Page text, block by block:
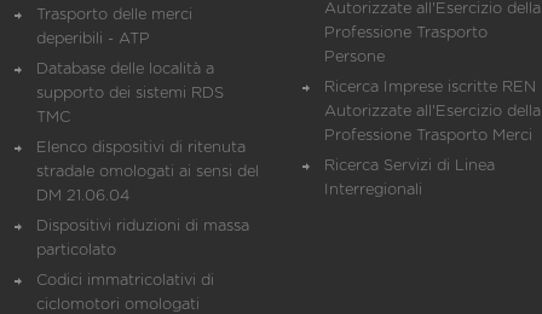
Trasporto delle merci
deperibili - ATP
Database delle località a
supporto dei sistemi RDS
TMC
Elenco dispositivi di ritenuta
stradale omologati ai sensi del
DM 21.06.04
Dispositivi riduzioni di massa
particolato
Codici immatricolativi di
ciclomotori omologati
Autorizzate all'Esercizio della
Professione Trasporto
Persone
Ricerca Imprese iscritte REN
Autorizzate all'Esercizio della
Professione Trasporto Merci
Ricerca Servizi di Linea
Interregionali